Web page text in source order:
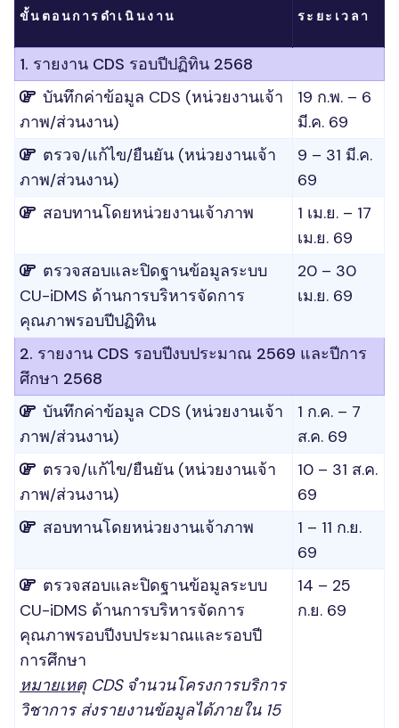
ขั้นตอนการดำเนินงาน ระยะเวลา
1. รายงาน CDS รอบปีปฏิทิน 2568
บันทึกค่าข้อมูล CDS (หน่วยงานเจ้า
ภาพ/ส่วนงาน)
19 ก.พ. – 6
มี.ค. 69
ตรวจ/แก้ไข/ยืนยัน (หน่วยงานเจ้า
ภาพ/ส่วนงาน)
9 – 31 มี.ค.
69
สอบทานโดยหน่วยงานเจ้าภาพ
1 เม.ย. – 17
เม.ย. 69
ตรวจสอบและปิดฐานข้อมูลระบบ
CU-iDMS ด้านการบริหารจัดการ
คุณภาพรอบปีปฏิทิน
20 – 30
เม.ย. 69
2. รายงาน CDS รอบปีงบประมาณ 2569 และปีการ
ศึกษา 2568
บันทึกค่าข้อมูล CDS (หน่วยงานเจ้า
ภาพ/ส่วนงาน)
1 ก.ค. – 7
ส.ค. 69
ตรวจ/แก้ไข/ยืนยัน (หน่วยงานเจ้า
ภาพ/ส่วนงาน)
10 – 31 ส.ค.
69
สอบทานโดยหน่วยงานเจ้าภาพ
1 – 11 ก.ย.
69
ตรวจสอบและปิดฐานข้อมูลระบบ
CU-iDMS ด้านการบริหารจัดการ
คุณภาพรอบปีงบประมาณและรอบปี
การศึกษา
หมายเหตุCDS จำนวนโครงการบริการ
วิชาการ ส่งรายงานข้อมูลได้ภายใน 15
14 – 25
ก.ย. 69